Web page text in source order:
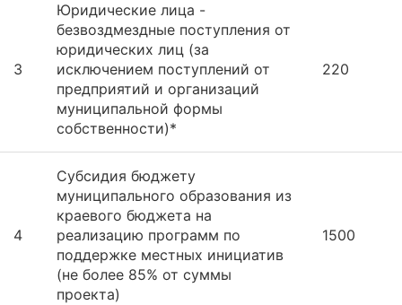
3
Юридические лица -
безвоздмездные поступления от
юридических лиц (за
исключением поступлений от
предприятий и организаций
муниципальной формы
собственности)*
220
4
Субсидия бюджету
муниципального образования из
краевого бюджета на
реализацию программ по
поддержке местных инициатив
(не более 85% от суммы
проекта)
1500